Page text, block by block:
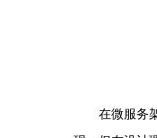
在微服务